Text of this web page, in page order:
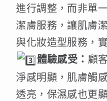
進行調整，而非單
潔膚服務，讓肌膚
與化妝造型服務，
體驗感受： 顧
淨感明顯，肌膚觸
透亮，保濕感也更